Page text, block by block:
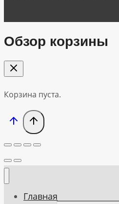
Обзор корзины
Корзина пуста.
Главная